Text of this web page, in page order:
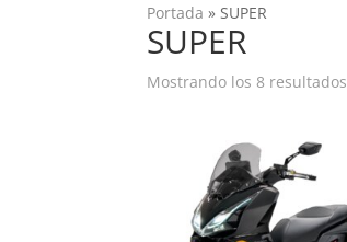
Portada »SUPER
SUPER
Mostrando los 8 resultados